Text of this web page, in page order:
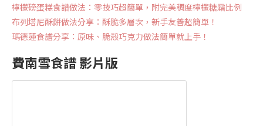
檸檬磅蛋糕食譜做法：零技巧超簡單，附完美稠度檸檬糖霜比例
布列塔尼酥餅做法分享：酥脆多層次，新手友善超簡單！
瑪德蓮食譜分享：原味、脆殼巧克力做法簡單就上手！
費南雪食譜 影片版